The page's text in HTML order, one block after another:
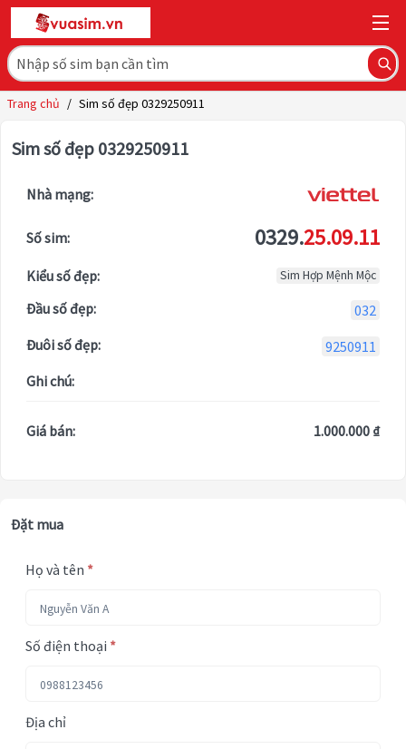
Trang chủ / Sim số đẹp 0329250911
Sim số đẹp 0329250911
Nhà mạng:
Số sim: 0329.25.09.11
Kiểu số đẹp: Sim Hợp Mệnh Mộc
Đầu số đẹp:
032
Đuôi số đẹp:
9250911
Ghi chú:
Giá bán: 1.000.000 ₫
Đặt mua
Họ và tên *
Số điện thoại *
Địa chỉ